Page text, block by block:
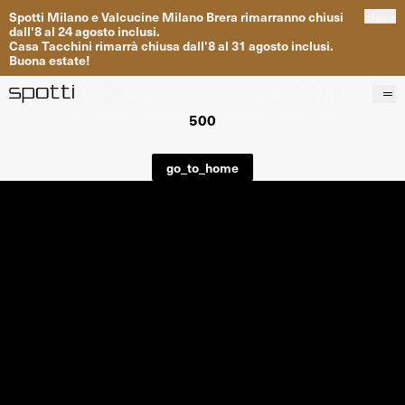
Spotti MilanoeValcucine Milano Brera rimarrannochiusi
dall'8al 24agosto inclusi.
Casa Tacchini rimarrà chiusa dall'8al 31 agosto inclusi.
Buona estate!
Progetti
500
go_to_home